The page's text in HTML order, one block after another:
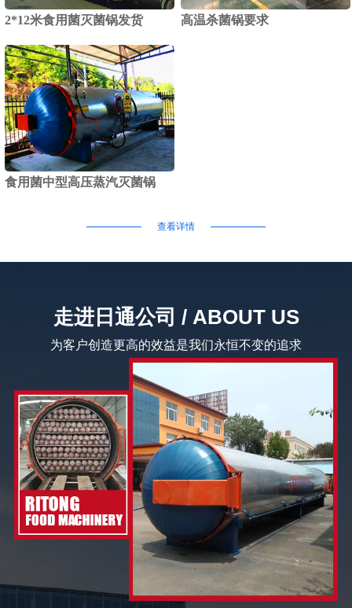
2*12米食用菌灭菌锅发货 高温杀菌锅要求
食用菌中型高压蒸汽灭菌锅
查看详情
走进日通公司 / ABOUT US
为客户创造更高的效益是我们永恒不变的追求